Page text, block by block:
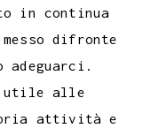
in continua
difronte
adeguarci.
utile alle
attività e